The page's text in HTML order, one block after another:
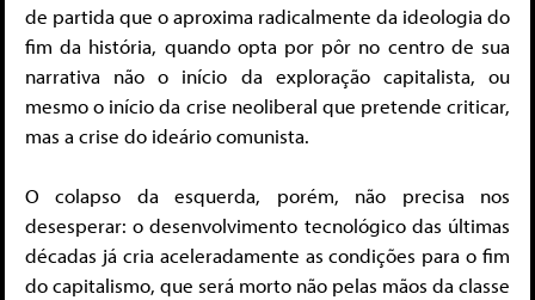
de partida que o aproxima radicalmente da ideologia do
fim da história, quando opta por pôr no centro de sua
narrativa não o início da exploração capitalista, ou
mesmo o início da crise neoliberal que pretende criticar,
mas a crise do ideário comunista.
O colapso da esquerda, porém, não precisa nos
desesperar: o desenvolvimento tecnológico das últimas
décadas já cria aceleradamente as condições para o fim
do capitalismo, que será morto não pelas mãos da classe